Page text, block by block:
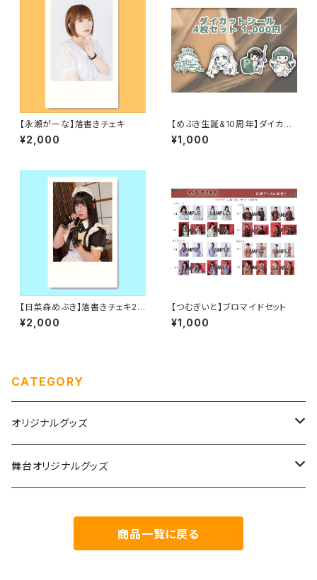
【永瀬がーな】落書きチェキ
¥2,000
【めぶき生誕&10周年】ダイカッ
トシール
¥1,000
【日菜森めぶき】落書きチェキ20
25夏
¥2,000
【つむぎいと】ブロマイドセット
¥1,000
CATEGORY
オリジナルグッズ
チェキ
めぶき生誕&10周年
舞台オリジナルグッズ
Agartha Step-アガルタステップ-
商品一覧に戻る